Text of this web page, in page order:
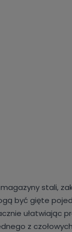
stali,
być gięte
ułatwiając
z